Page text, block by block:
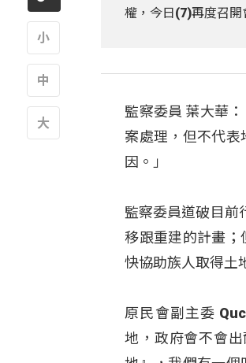
權，今日(7)再度召開
監察委員 葉大華
案處理，但不代表
因。」
監察委員道破目前
移跟重建的計畫；
快協助族人取得土
原民會副主委
地，政府會不會